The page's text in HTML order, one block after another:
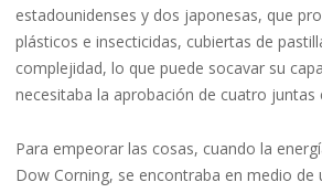
estadounidenses y dos japonesas, que
plásticos e insecticidas, cubiertas de
complejidad, lo que puede socavar su
necesitaba la aprobación de cuatro
Para empeorar las cosas, cuando la
Dow Corning, se encontraba en medio